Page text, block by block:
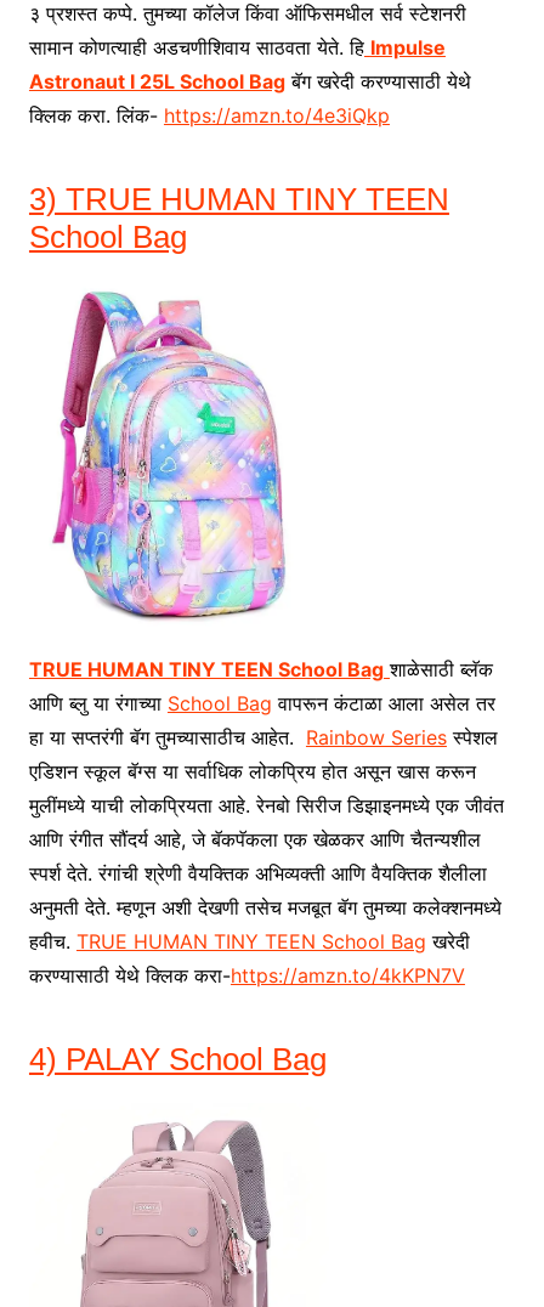
३ प्रशस्त कप्पे. तुमच्या कॉलेज किंवा ऑफिसमधील सर्व स्टेशनरी
सामान कोणत्याही अडचणीशिवाय साठवता येते. हि Impulse
Astronaut I 25L School Bagबॅग खरेदी करण्यासाठी येथे
क्लिक करा. लिंक- https://amzn.to/4e3iQkp
3) TRUE HUMAN TINY TEEN
School Bag
TRUE HUMAN TINY TEEN School Bag शाळेसाठी ब्लॅक
आणि ब्लु या रंगाच्या School Bag वापरून कंटाळा आला असेल तर
हा या सप्तरंगी बॅग तुमच्यासाठीच आहेत. Rainbow Seriesस्पेशल
एडिशन स्कूल बॅग्स या सर्वाधिक लोकप्रिय होत असून खास करून
मुलींमध्ये याची लोकप्रियता आहे. रेनबो सिरीज डिझाइनमध्ये एक जीवंत
आणि रंगीत सौंदर्य आहे, जे बॅकपॅकला एक खेळकर आणि चैतन्यशील
स्पर्श देते. रंगांची श्रेणी वैयक्तिक अभिव्यक्ती आणि वैयक्तिक शैलीला
अनुमती देते. म्हणून अशी देखणी तसेच मजबूत बॅग तुमच्या कलेक्शनमध्ये
हवीच. TRUE HUMAN TINY TEEN School Bag खरेदी
करण्यासाठी येथे क्लिक करा-https://amzn.to/4kKPN7V
4) PALAY School Bag